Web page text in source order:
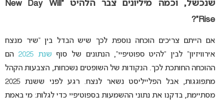
שנכשל, וכמה מיליונים צבר הלהיט “New Day Will
Rise”?
אם הייתם צריכים הוכחה נוספת לכך שיש הבדל בין “שיר מנצח
אירוויזיון” לבין “להיט ספוטיפיי”, הנתונים של סוף שנת 2025
הם
ההוכחה החותכת לכך. הנקודות של השופטים נשכחות, הצבעות הקהל
מתפוגגות, אבל הפלייליסט נשאר לנצח. רגע לפני ששנת 2025
מסתיימת, בדקנו את נתוני ההשמעות בספוטיפיי כדי לגלות: מי באמת